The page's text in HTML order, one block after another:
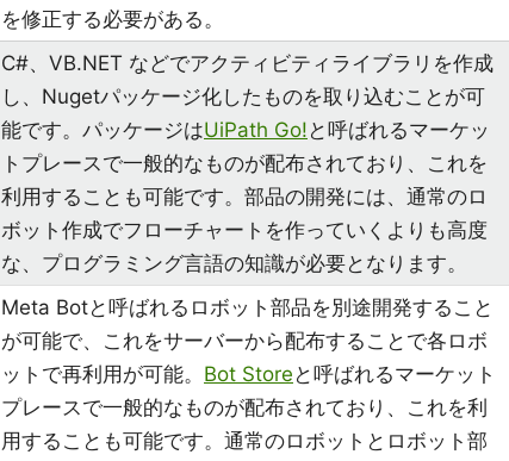
を修正する必要がある。
C#、VB.NET などでアクティビティライブラリを作成
し、Nugetパッケージ化したものを取り込むことが可
能です。パッケージはUiPath Go! と呼ばれるマーケッ
トプレースで一般的なものが配布されており、これを
利用することも可能です。部品の開発には、通常のロ
ボット作成でフローチャートを作っていくよりも高度
な、プログラミング言語の知識が必要となります。
Meta Botと呼ばれるロボット部品を別途開発すること
が可能で、これをサーバーから配布することで各ロボ
ットで再利用が可能。 Bot Store と呼ばれるマーケット
プレースで一般的なものが配布されており、これを利
用することも可能です。通常のロボットとロボット部